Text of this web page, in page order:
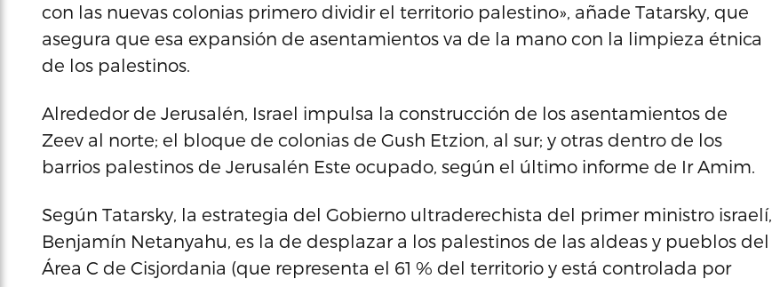
con las nuevas colonias primero dividir el territorio palestino», añade Tatarsky, que
asegura que esa expansión de asentamientos va de la mano con la limpieza étnica
de los palestinos.
Alrededor de Jerusalén, Israel impulsa la construcción de los asentamientos de
Zeev al norte; el bloque de colonias de Gush Etzion, al sur; y otras dentro de los
barrios palestinos de Jerusalén Este ocupado, según el último informe de Ir Amim.
Según Tatarsky, la estrategia del Gobierno ultraderechista del primer ministro israelí,
Benjamín Netanyahu, es la de desplazar a los palestinos de las aldeas y pueblos del
Área C de Cisjordania (que representa el 61 % del territorio y está controlada por